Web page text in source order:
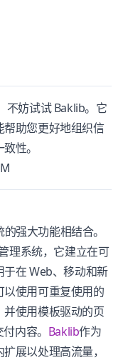
不妨试试 Baklib。它
助您更好地组织信
性。
强大功能相结合。
理系统，它建立在可
在 Web、移动和新
使用可重复使用的
使用模板驱动的页
内容。 Baklib作为
展以处理高流量，